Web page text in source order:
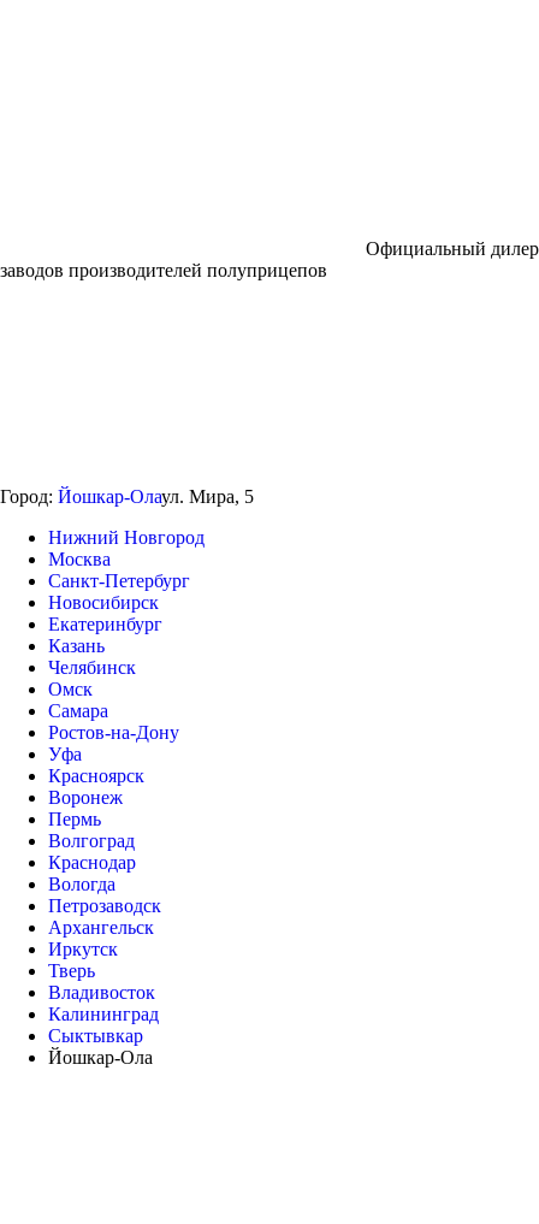
Официальный дилер
заводов производителей полуприцепов
Город: Йошкар-Олаул. Мира, 5
Нижний Новгород
Москва
Санкт-Петербург
Новосибирск
Екатеринбург
Казань
Челябинск
Омск
Самара
Ростов-на-Дону
Уфа
Красноярск
Воронеж
Пермь
Волгоград
Краснодар
Вологда
Петрозаводск
Архангельск
Иркутск
Тверь
Владивосток
Калининград
Сыктывкар
Йошкар-Ола